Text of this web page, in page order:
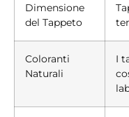
Dimensione
del Tappeto
Coloranti
Naturali
I